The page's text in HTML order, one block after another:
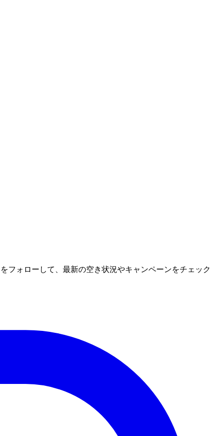
フォローして、最新の空き状況やキャンペーンをチェック